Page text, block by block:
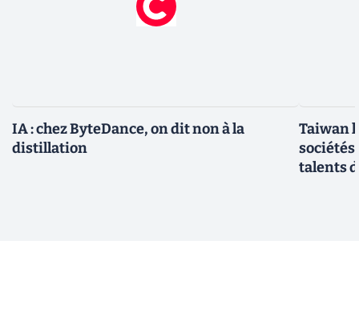
IA : chez ByteDance, on dit non à la
distillation
Taiwan
sociétés
talents